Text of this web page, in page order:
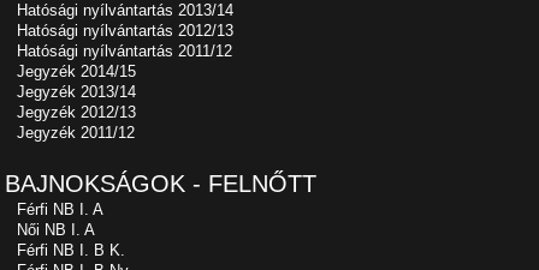
Hatósági nyílvántartás 2013/14
Hatósági nyílvántartás 2012/13
Hatósági nyílvántartás 2011/12
Jegyzék 2014/15
Jegyzék 2013/14
Jegyzék 2012/13
Jegyzék 2011/12
BAJNOKSÁGOK - FELNŐTT
Férfi NB I. A
Női NB I. A
Férfi NB I. B K.